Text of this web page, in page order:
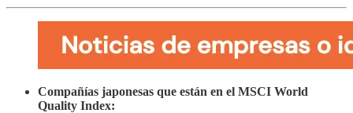
Compañías japonesas que están en el MSCI World
Quality Index: